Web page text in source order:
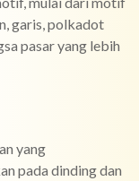
garis, polkadot
pasar yang lebih
yang
pada dinding dan